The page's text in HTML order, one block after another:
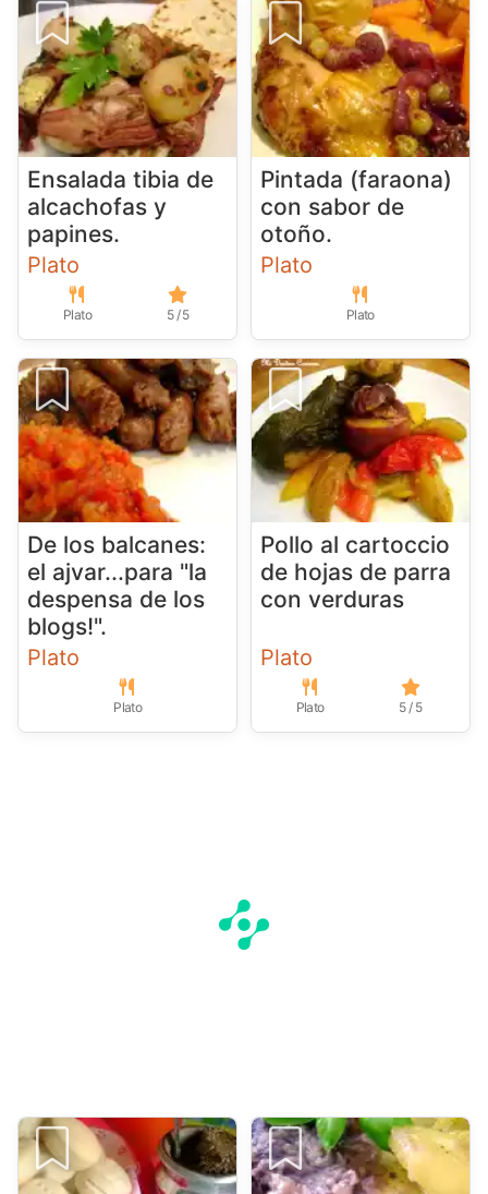
Ensalada tibia de
alcachofas y
papines.
Plato
Plato 5 / 5
Pintada (faraona)
con sabor de
otoño.
Plato
Plato
De los balcanes:
el ajvar...para "la
despensa de los
blogs!".
Plato
Plato
Pollo al cartoccio
de hojas de parra
con verduras
Plato
Plato 5 / 5